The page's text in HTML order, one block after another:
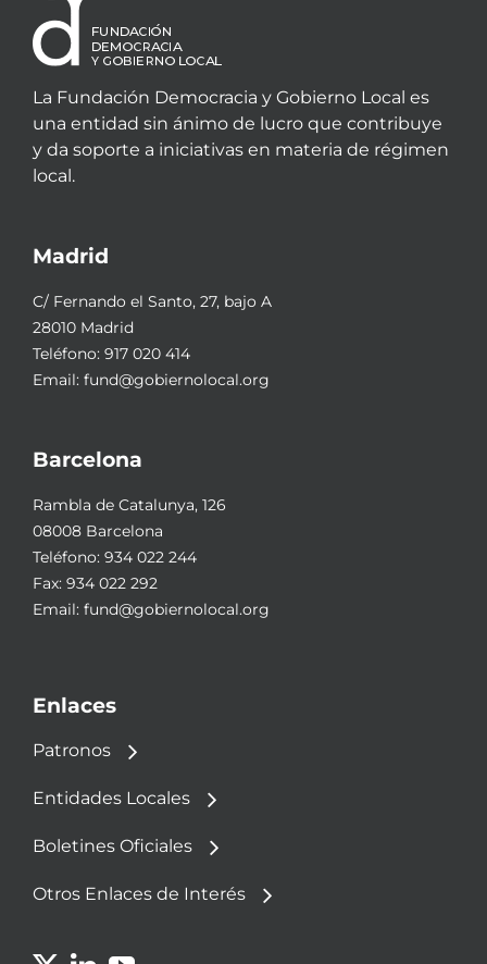
La Fundación Democracia y Gobierno Local es
una entidad sin ánimo de lucro que contribuye
y da soporte a iniciativas en materia de régimen
local.
Madrid
C/ Fernando el Santo, 27, bajo A
28010 Madrid
Teléfono: 917 020 414
Email: fund@gobiernolocal.org
Barcelona
Rambla de Catalunya, 126
08008 Barcelona
Teléfono: 934 022 244
Fax: 934 022 292
Email: fund@gobiernolocal.org
Enlaces
Patronos
Entidades Locales
Boletines Oficiales
Otros Enlaces de Interés